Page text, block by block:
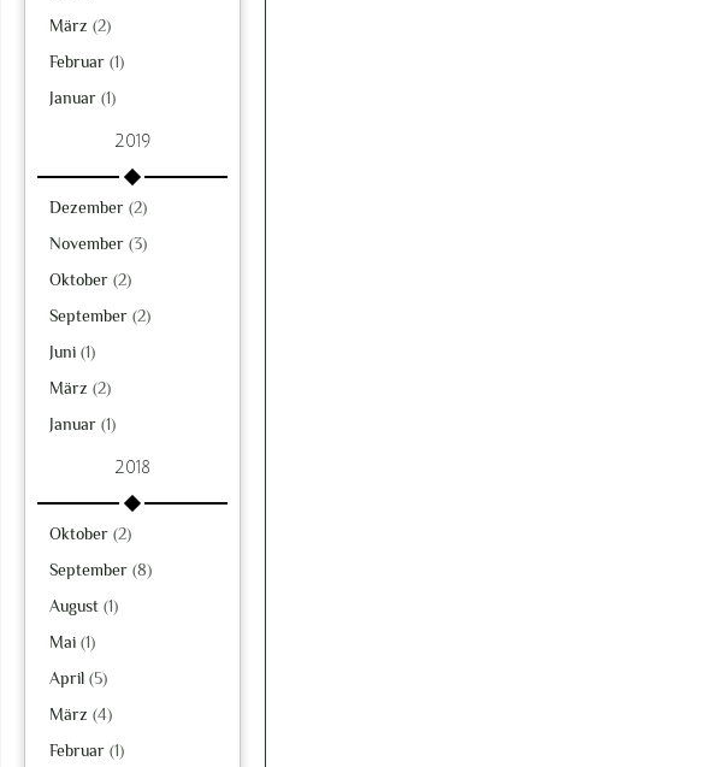
März (2)
Februar (1)
Januar (1)
2019
Dezember (2)
November (3)
Oktober (2)
September (2)
Juni (1)
März (2)
Januar (1)
2018
Oktober (2)
September (8)
August (1)
Mai (1)
April (5)
März (4)
Februar (1)